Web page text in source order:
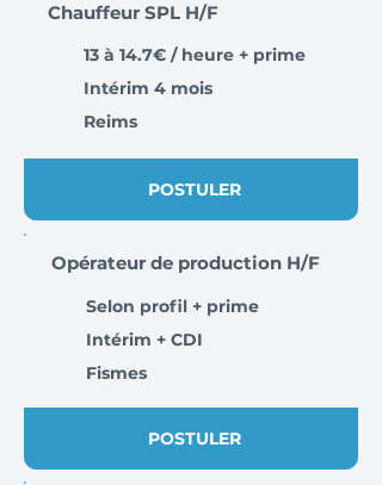
Chauffeur SPL H/F
13 à 14.7€ / heure + prime
Intérim 4 mois
Reims
POSTULER
Opérateur de production H/F
Selon profil + prime
Intérim + CDI
Fismes
POSTULER